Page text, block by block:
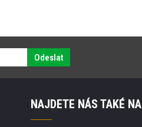
Odeslat
NAJDETE NÁS TAKÉ NA